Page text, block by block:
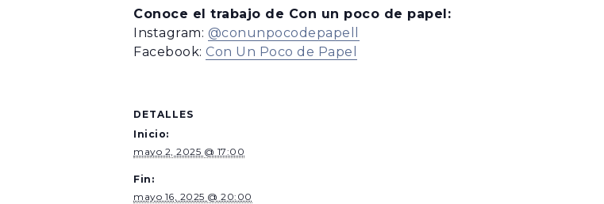
Conoce el trabajo de Con un poco de papel:
Instagram: @conunpocodepapell
Facebook: Con Un Poco de Papel
DETALLES
Inicio:
mayo 2, 2025 @ 17:00
Fin:
mayo 16, 2025 @ 20:00